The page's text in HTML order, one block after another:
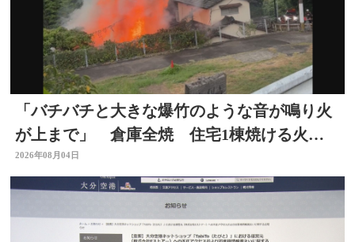
「バチバチと大きな爆竹のような音が鳴り火
が上まで」 倉庫全焼 住宅1棟焼ける火
事 大分
2026年08月04日